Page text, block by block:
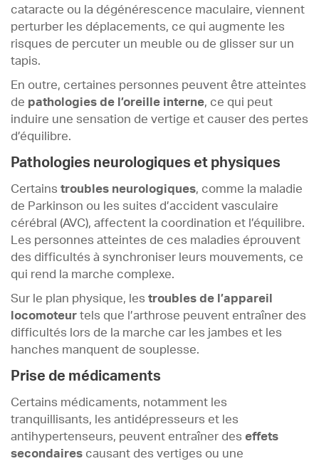
cataracte ou la dégénérescence maculaire, viennent
perturber les déplacements, ce qui augmente les
risques de percuter un meuble ou de glisser sur un
tapis.
En outre, certaines personnes peuvent être atteintes
de pathologies de l’oreille interne, ce qui peut
induire une sensation de vertige et causer des pertes
d’équilibre.
Pathologies neurologiques et physiques
Certains troubles neurologiques, comme la maladie
de Parkinson ou les suites d’accident vasculaire
cérébral (AVC), affectent la coordination et l’équilibre.
Les personnes atteintes de ces maladies éprouvent
des difficultés à synchroniser leurs mouvements, ce
qui rend la marche complexe.
Sur le plan physique, les troubles de l’appareil
locomoteur tels que l’arthrose peuvent entraîner des
difficultés lors de la marche car les jambes et les
hanches manquent de souplesse.
Prise de médicaments
Certains médicaments, notamment les
tranquillisants, les antidépresseurs et les
antihypertenseurs, peuvent entraîner des effets
secondaires causant des vertiges ou une